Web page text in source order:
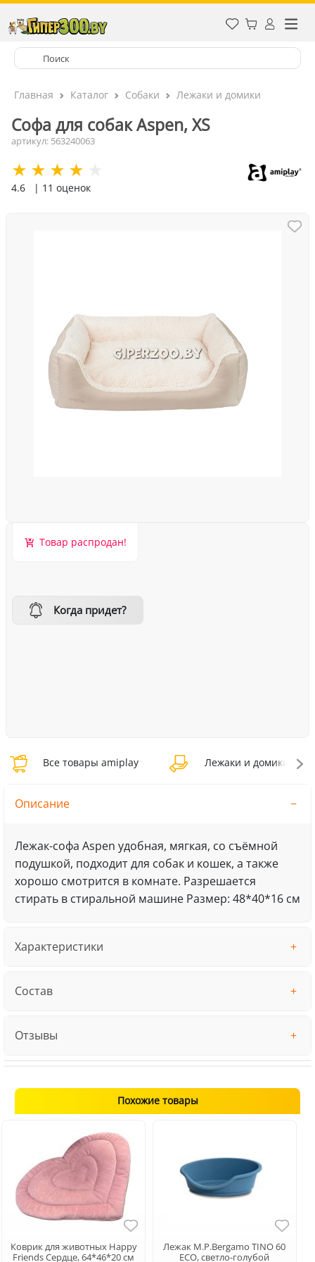
Главная Каталог Собаки Лежаки и домики
Cофа для собак Aspen, XS
артикул: 563240063
4.6 | 11 оценок
Товар распродан!
Когда придет?
Все товары amiplay Лежаки и домики
Описание
Лежак-софа Aspen удобная, мягкая, со съёмной
подушкой, подходит для собак и кошек, а также
хорошо смотрится в комнате. Разрешается
стирать в стиральной машине Размер: 48*40*16 см
Характеристики
Состав
Отзывы
Похожие товары
Коврик для животных Happy
Friends Сердце, 64*46*20 см
Лежак M.P.Bergamo TINO 60
ECO, светло-голубой